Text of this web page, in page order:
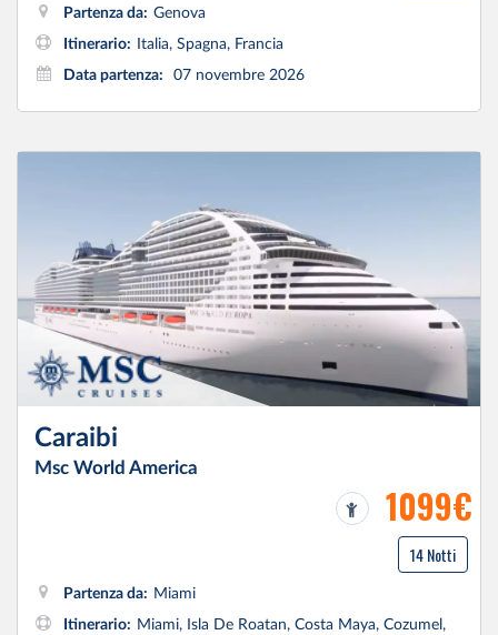
Partenza da: Genova
Itinerario:
Italia, Spagna, Francia
Data partenza:
07 novembre 2026
Caraibi
Msc World America
1099€
14 Notti
Partenza da: Miami
Itinerario: Miami, Isla De Roatan, Costa Maya, Cozumel,